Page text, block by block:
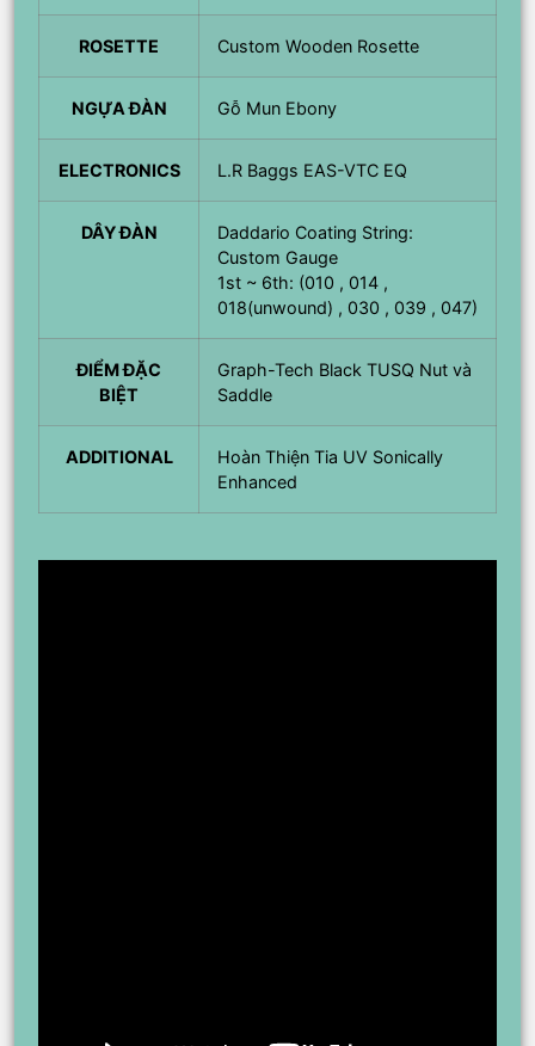
ROSETTE Custom Wooden Rosette
NGỰA ĐÀN Gỗ Mun Ebony
ELECTRONICS L.R Baggs EAS-VTC EQ
DÂY ĐÀN
Daddario Coating String:
Custom Gauge
1st ~ 6th: (010 , 014 ,
018(unwound) , 030 , 039 , 047)
ĐIỂM ĐẶC
BIỆT
Graph-Tech Black TUSQ Nut và
Saddle
ADDITIONAL
Hoàn Thiện Tia UV Sonically
Enhanced